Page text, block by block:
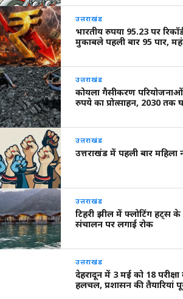
उत्तराखंड
भारतीय रुपया 95.23 पर
मुकाबले पहली बार 95 पार,
उत्तराखंड
कोयला गैसीकरण
रुपये का प्रोत्साहन, 2030 तक
उत्तराखंड
उत्तराखंड में पहली बार महिला
उत्तराखंड
टिहरी झील में फ्लोटिंग हट्स
संचालन पर लगाई रोक
उत्तराखंड
देहरादून में 3 मई को 18 परीक्षा
हलचल, प्रशासन की तैयारियां